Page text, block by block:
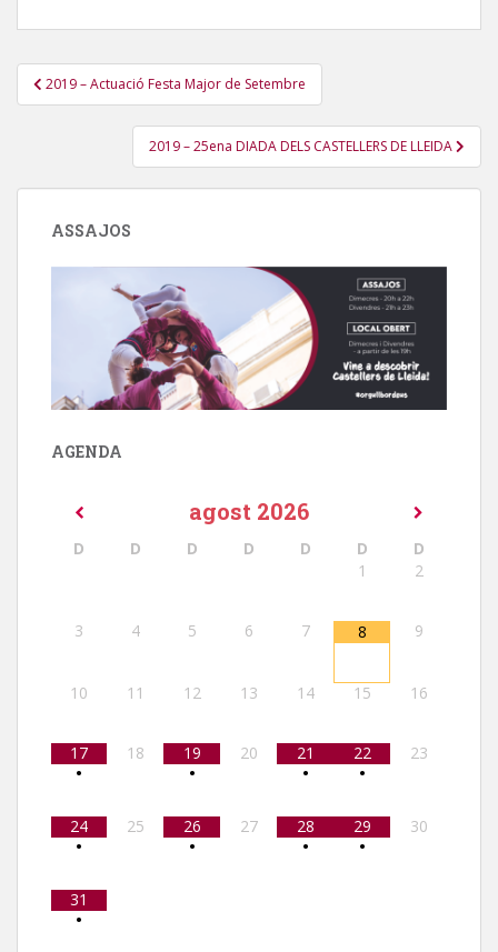
Navegació
d'entrades
2019 – Actuació Festa Major de Setembre
2019 – 25ena DIADA DELS CASTELLERS DE LLEIDA
ASSAJOS
AGENDA
agost 2026
D D D D D D
D
1
2
3 4 5 6 7 8 9
10 11 12 13 14 15 16
17
•
18
19
•
20
21
•
22
•
23
24
•
25
26
•
27
28
•
29
•
30
31
•